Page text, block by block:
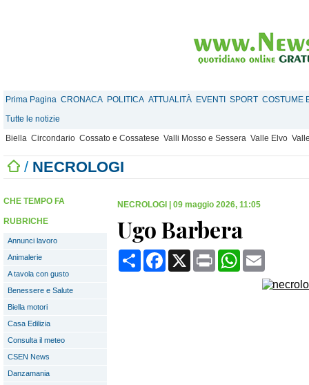
Prima Pagina CRONACA POLITICA ATTUALITÀ EVENTI SPORT COSTUME
Tutte le notizie
Biella Circondario Cossato e Cossatese Valli Mosso e Sessera Valle Elvo
/ NECROLOGI
CHE TEMPO FA
RUBRICHE
Annunci lavoro
Animalerie
A tavola con gusto
Benessere e Salute
Biella motori
Casa Edilizia
Consulta il meteo
CSEN News
Danzamania
NECROLOGI 09 maggio 2026, 11:05
Ugo Barbera
CondividiFacebook
X Print WhatsApp